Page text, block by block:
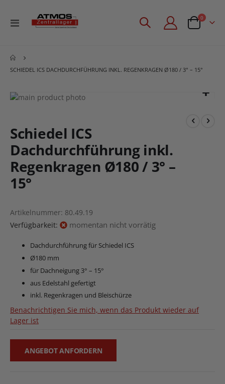
Navigation
0 Artikel
SCHIEDEL ICS DACHDURCHFÜHRUNG INKL. REGENKRAGEN Ø180 / 3° – 15°
Zum
Bildgalerie
springen
der
Bildgalerie
springen
Schiedel ICS
Dachdurchführung inkl.
Regenkragen Ø180 / 3° –
15°
Artikelnummer 80.49.19
Verfügbarkeit:
momentan nicht vorrätig
Dachdurchführung für Schiedel ICS
Ø180 mm
für Dachneigung 3° – 15°
aus Edelstahl gefertigt
inkl. Regenkragen und Bleischürze
Benachrichtigen Sie mich, wenn das Produkt wieder auf
Lager ist
ANGEBOT ANFORDERN